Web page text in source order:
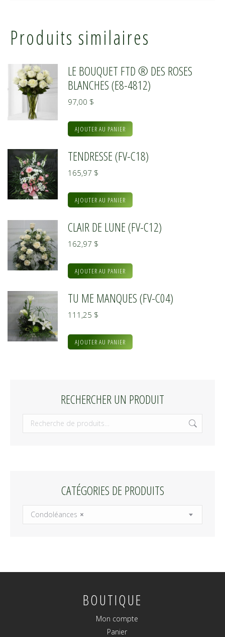
Produits similaires
LE BOUQUET FTD ® DES ROSES
BLANCHES (E8-4812)
97,00 $
AJOUTER AU PANIER
TENDRESSE (FV-C18)
165,97 $
AJOUTER AU PANIER
CLAIR DE LUNE (FV-C12)
162,97 $
AJOUTER AU PANIER
TU ME MANQUES (FV-C04)
111,25 $
AJOUTER AU PANIER
RECHERCHER UN PRODUIT
CATÉGORIES DE PRODUITS
×
Condoléances
BOUTIQUE
Mon compte
Panier